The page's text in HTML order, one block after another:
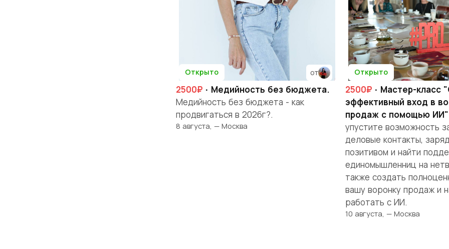
Открыто от
2500₽ · Медийность без бюджета.
Медийность без бюджета - как
продвигаться в 2026г?.
8 августа, — Москва
Открыто
2500₽ · Мастер-класс
эффективный вход в
продаж с помощью
упустите возможность
деловые контакты,
позитивом и найти
единомышленниц на
также создать
вашу воронку продаж и
работать с ИИ.
10 августа, — Москва